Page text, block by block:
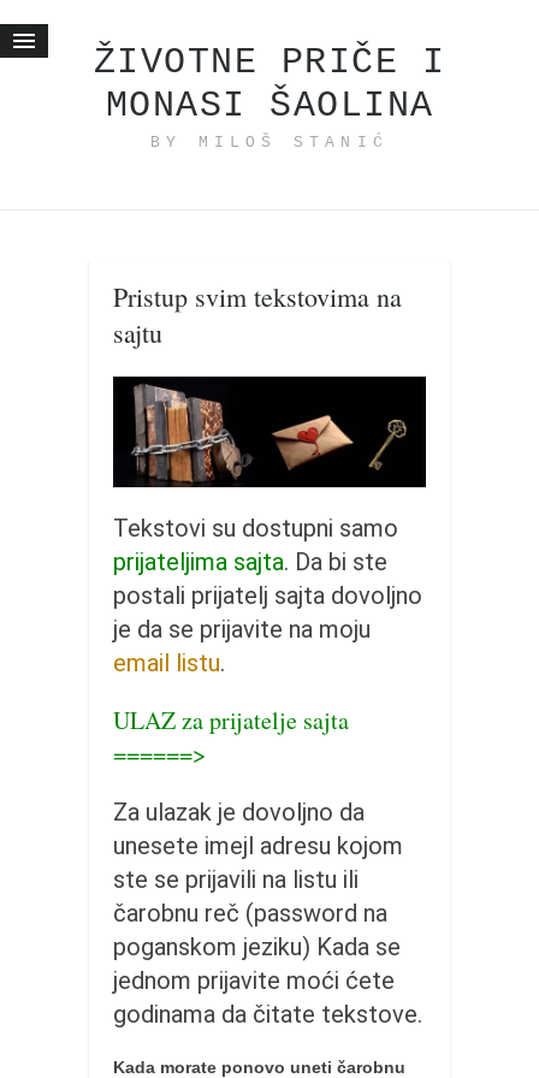
ŽIVOTNE PRIČE I
MONASI ŠAOLINA
BY MILOŠ STANIĆ
Životne priče
moj haiku
momenti i mesta
bonus sadržaj
Svetlopis
zakonopravilo
zabranjena istorija
ćirilica
porodične priče
Okinava karate
moje beleške
istorija karatea
bubishi
kihon
Pristup svim tekstovima na
sajtu
Tekstovi su dostupni samo
prijateljima sajta. Da bi ste
postali prijatelj sajta dovoljno
je da se prijavite na moju
email listu.
ULAZ za prijatelje sajta
======>
Za ulazak je dovoljno da
unesete imejl adresu kojom
ste se prijavili na listu ili
čarobnu reč (password na
poganskom jeziku) Kada se
jednom prijavite moći ćete
godinama da čitate tekstove.
Kada morate ponovo uneti čarobnu